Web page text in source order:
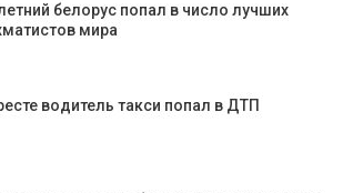
белорус попал в число лучших
мира
водитель такси попал в ДТП